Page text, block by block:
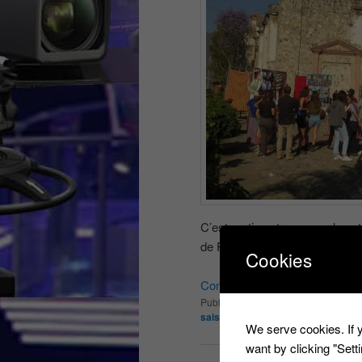
C’est parti, on trouve sur le
de Pékin express 12ème
Continuer la lecture
Publié dans
saison 12
Cookies
We serve cookies. If
want by clicking